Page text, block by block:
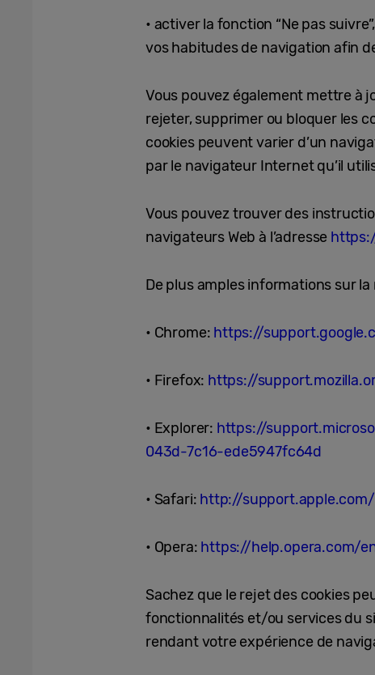
• activer la fonction “Ne pas
vos habitudes de navigation afin
Vous pouvez également mettre à
rejeter, supprimer ou bloquer les
cookies peuvent varier d’un
par le navigateur Internet qu’il
Vous pouvez trouver des
navigateurs Web à l’adresse
De plus amples informations sur
• Chrome: https://
• Firefox: https://
• Explorer: https://
043d-7c16-ede5947fc64d
• Safari: http://
• Opera: https://help.opera.com/
Sachez que le rejet des cookies
fonctionnalités et/ou services du
rendant votre expérience de